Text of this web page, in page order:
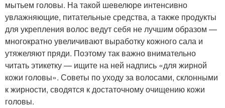
мытьем головы. На такой шевелюре интенсивно
увлажняющие, питательные средства, а также продукты
для укрепления волос ведут себя не лучшим образом —
многократно увеличивают выработку кожного сала и
утяжеляют пряди. Поэтому так важно внимательно
читать этикетку — ищите на ней надпись «для жирной
кожи головы». Советы по уходу за волосами, склонными
к жирности, сводятся к достаточному очищению кожи
головы.